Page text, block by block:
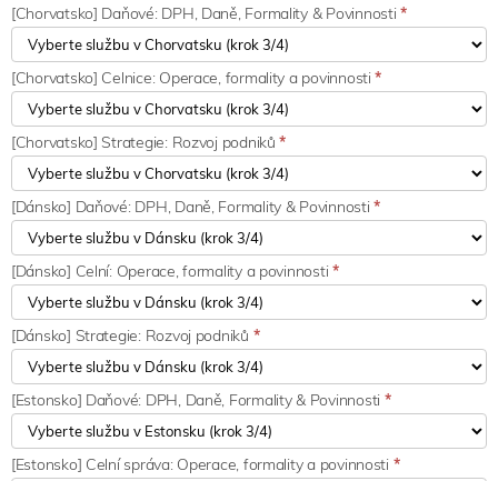
[Chorvatsko] Daňové: DPH, Daně, Formality & Povinnosti*
[Chorvatsko] Celnice: Operace, formality a povinnosti*
[Chorvatsko] Strategie: Rozvoj podniků*
[Dánsko] Daňové: DPH, Daně, Formality & Povinnosti*
[Dánsko] Celní: Operace, formality a povinnosti*
[Dánsko] Strategie: Rozvoj podniků *
[Estonsko] Daňové: DPH, Daně, Formality & Povinnosti *
[Estonsko] Celní správa: Operace, formality a povinnosti *